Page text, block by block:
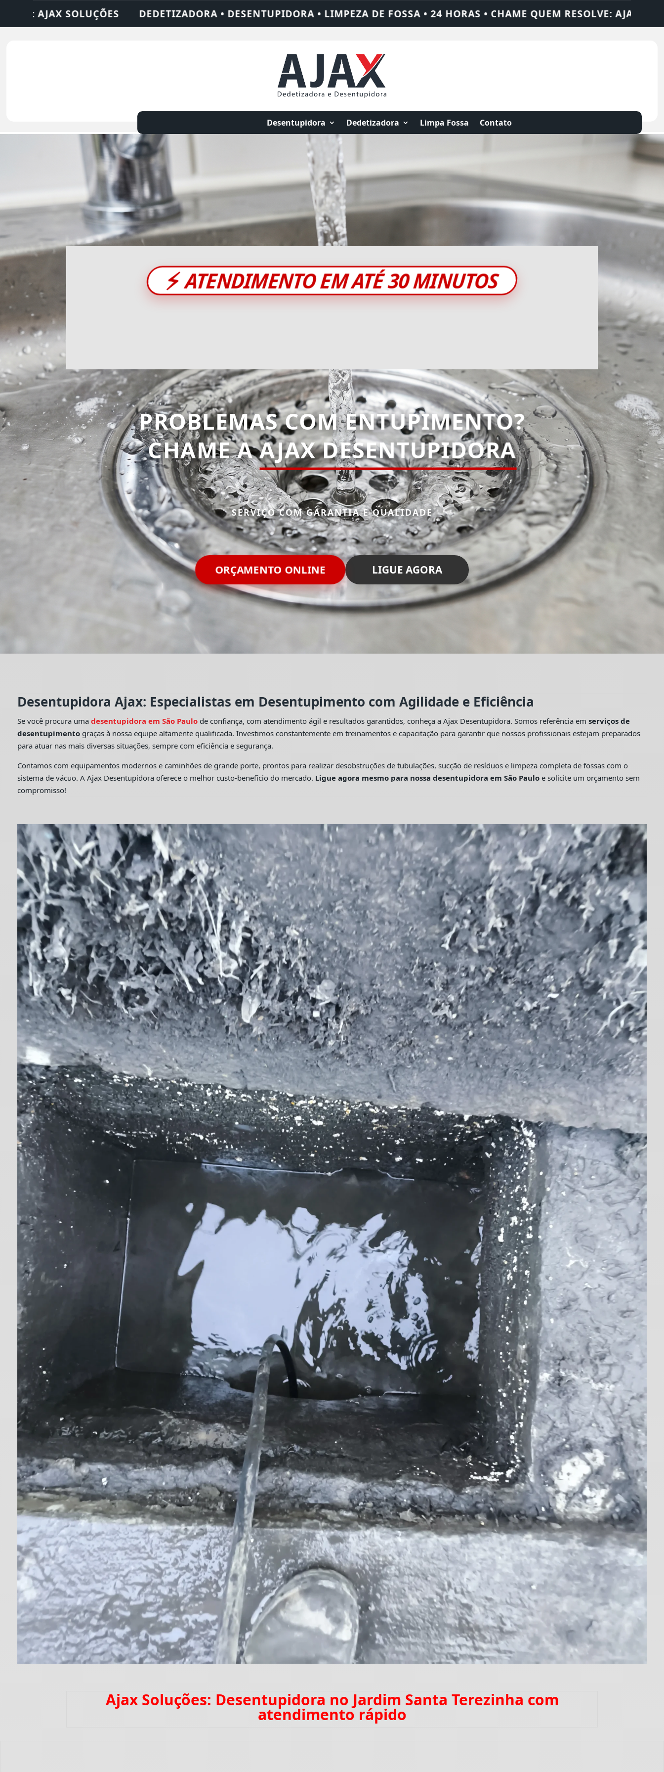
• DESENTUPIDORA • LIMPEZA DE FOSSA • 24 HORAS • CHAME QUEM RESOLVE: AJAX SOLUÇÕES DEDETIZADORA •
Desentupidora Dedetizadora Limpa Fossa Contato
⚡ATENDIMENTO EM ATÉ 30 MINUTOS
PROBLEMAS COM ENTUPIMENTO?
CHAME AAJAX DESENTUPIDORA
SERVIÇO COM GARANTIA E QUALIDADE
ORÇAMENTO ONLINE LIGUE AGORA
Desentupidora Ajax: Especialistas em Desentupimento com Agilidade e Eficiência
Se você procura uma desentupidora em São Paulo de confiança, com atendimento ágil e resultados garantidos, conheça a Ajax Desentupidora. Somos referência em serviços de
desentupimentograças à nossa equipe altamente qualificada. Investimos constantemente em treinamentos e capacitação para garantir que nossos profissionais estejam preparados
para atuar nas mais diversas situações, sempre com eficiência e segurança.
Contamos com equipamentos modernos e caminhões de grande porte, prontos para realizar desobstruções de tubulações, sucção de resíduos e limpeza completa de fossas com o
sistema de vácuo. A Ajax Desentupidora oferece o melhor custo-benefício do mercado. Ligue agora mesmo para nossa desentupidora em São Pauloe solicite um orçamento sem
compromisso!
Ajax Soluções: Desentupidora no Jardim Santa Terezinha com
atendimento rápido